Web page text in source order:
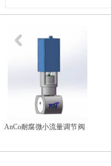
AnCo耐腐微小流量调节阀